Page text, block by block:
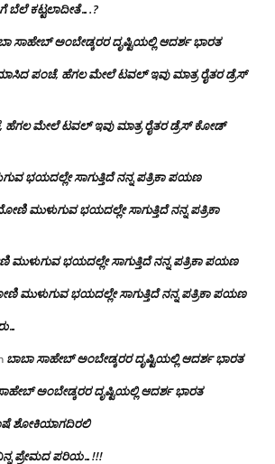
ಬೆಲೆ ಕಟ್ಟಲಾದೀತೆ….?
ಸಾಹೇಬ್ ಅಂಬೇಡ್ಕರರ ದೃಷ್ಟಿಯಲ್ಲಿ ಆದರ್ಶ ಭಾರತ
ಪಂಚೆ, ಹೆಗಲ ಮೇಲೆ ಟವಲ್‌ ಇವು ಮಾತ್ರ ರೈತರ ಡ್ರೆಸ್‌
ಮೇಲೆ ಟವಲ್‌ ಇವು ಮಾತ್ರ ರೈತರ ಡ್ರೆಸ್‌ ಕೋಡ್
ಭಯದಲ್ಲೇ ಸಾಗುತ್ತಿದೆ ನನ್ನ ಪತ್ರಿಕಾ ಪಯಣ
ಮುಳುಗುವ ಭಯದಲ್ಲೇ ಸಾಗುತ್ತಿದೆ ನನ್ನ ಪತ್ರಿಕಾ
ಭಯದಲ್ಲೇ ಸಾಗುತ್ತಿದೆ ನನ್ನ ಪತ್ರಿಕಾ ಪಯಣ
ಮುಳುಗುವ ಭಯದಲ್ಲೇ ಸಾಗುತ್ತಿದೆ ನನ್ನ ಪತ್ರಿಕಾ ಪಯಣ
ಬಾಬಾ ಸಾಹೇಬ್ ಅಂಬೇಡ್ಕರರ ದೃಷ್ಟಿಯಲ್ಲಿ ಆದರ್ಶ ಭಾರತ
ಅಂಬೇಡ್ಕರರ ದೃಷ್ಟಿಯಲ್ಲಿ ಆದರ್ಶ ಭಾರತ
ಶೋಕಿಯಾಗದಿರಲಿ
ಪ್ರೇಮದ ಪರಿಯ…!!!